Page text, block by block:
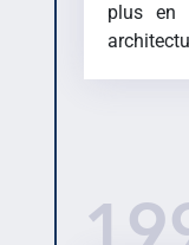
plus en